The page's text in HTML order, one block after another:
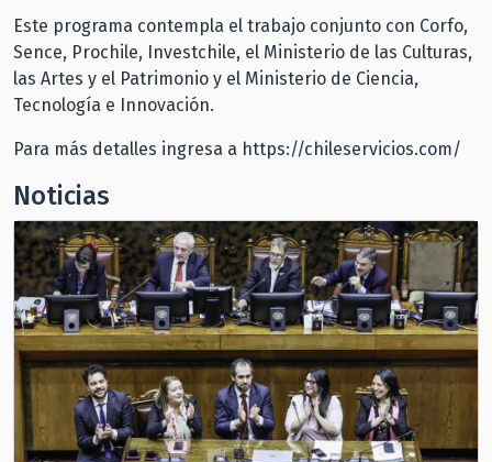
Este programa contempla el trabajo conjunto con Corfo,
Sence, Prochile, Investchile, el Ministerio de las Culturas,
las Artes y el Patrimonio y el Ministerio de Ciencia,
Tecnología e Innovación.
Para más detalles ingresa a https://chileservicios.com/
Noticias